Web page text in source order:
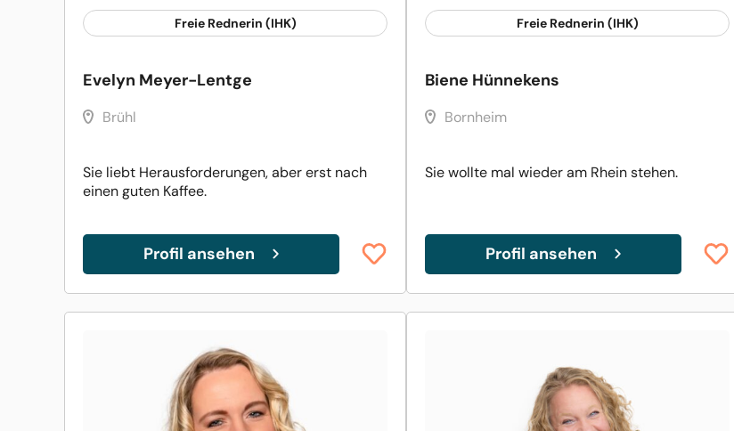
Freie Rednerin (IHK)
Evelyn Meyer-Lentge
Brühl
Sie liebt Herausforderungen, aber erst nach
einen guten Kaffee.
Profil ansehen
Freie Rednerin (IHK)
Biene Hünnekens
Bornheim
Sie wollte mal wieder am Rhein stehen.
Profil ansehen